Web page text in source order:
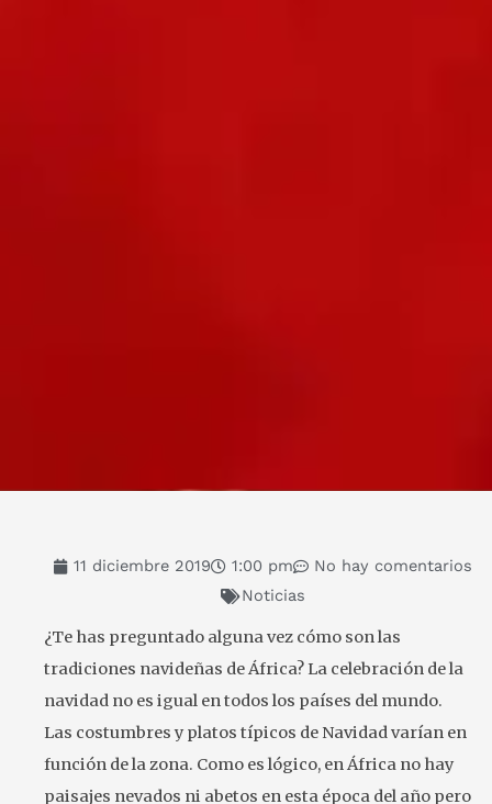
11 diciembre 2019 1:00 pm
No hay comentarios
Noticias
¿Te has preguntado alguna vez cómo son las
tradiciones navideñas de África? La celebración de la
navidad no es igual en todos los países del mundo.
Las costumbres y platos típicos de Navidad varían en
función de la zona. Como es lógico, en África no hay
paisajes nevados ni abetos en esta época del año pero